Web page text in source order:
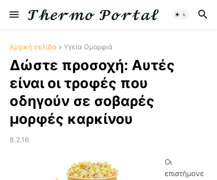
Αρχική σελίδα Υγεία Ομορφιά
Δώστε προσοχή: Αυτές
είναι οι τροφές που
οδηγούν σε σοβαρές
μορφές καρκίνου
8.2.16
Οι
επιστήμονε